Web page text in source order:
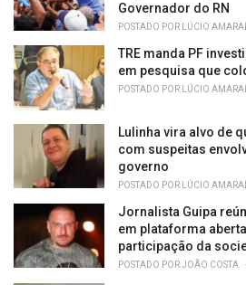
Governador do RN
POSTADO POR LÚCIO AMARAL
TRE manda PF
em pesquisa que
POSTADO POR LÚCIO AMARAL
Lulinha vira alvo de
com suspeitas
governo
POSTADO POR LÚCIO AMARAL
Jornalista Guipa
em plataforma
participação da
POSTADO PORJOÃO COSTA